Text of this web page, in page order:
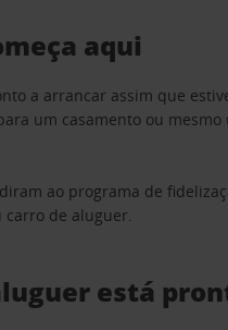
aqui
a arrancar assim que
um casamento ou
ao programa de
carro de aluguer.
está